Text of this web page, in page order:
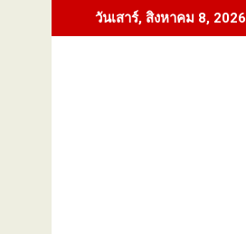
to
วันเสาร์, สิงหาคม 8, 2026